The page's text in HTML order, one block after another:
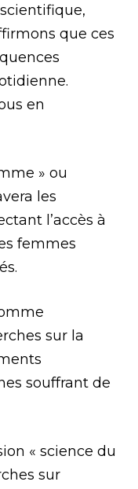
que ces
en
» ou
les
l’accès à
femmes
sur la
souffrant de
« science du
sur